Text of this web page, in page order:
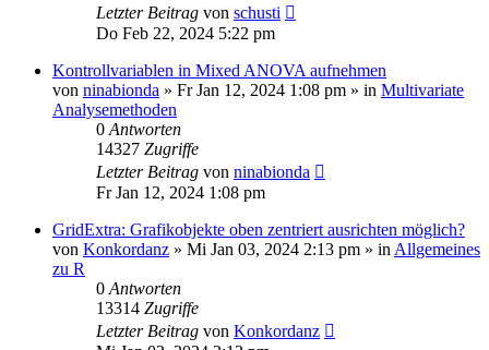
Letzter Beitrag von schusti
Do Feb 22, 2024 5:22 pm
Kontrollvariablen in Mixed ANOVA aufnehmen
von ninabionda » Fr Jan 12, 2024 1:08 pm » in Multivariate
Analysemethoden
0 Antworten
14327 Zugriffe
Letzter Beitrag von ninabionda
Fr Jan 12, 2024 1:08 pm
GridExtra: Grafikobjekte oben zentriert ausrichten möglich?
von Konkordanz » Mi Jan 03, 2024 2:13 pm » in Allgemeines
zu R
0 Antworten
13314 Zugriffe
Letzter Beitrag von Konkordanz